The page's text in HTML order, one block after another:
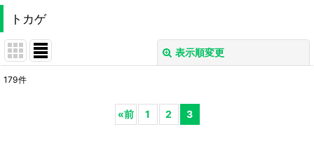
トカゲ
表示順変更
179件
«前 1 2 3